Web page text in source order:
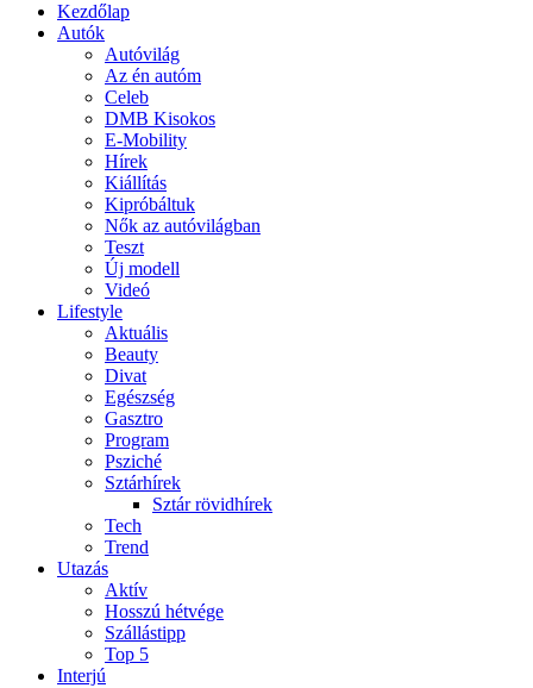
Kezdőlap
Autók
Autóvilág
Az én autóm
Celeb
DMB Kisokos
E-Mobility
Hírek
Kiállítás
Kipróbáltuk
Nők az autóvilágban
Teszt
Új modell
Videó
Lifestyle
Aktuális
Beauty
Divat
Egészség
Gasztro
Program
Psziché
Sztárhírek
Sztár rövidhírek
Tech
Trend
Utazás
Aktív
Hosszú hétvége
Szállástipp
Top 5
Interjú